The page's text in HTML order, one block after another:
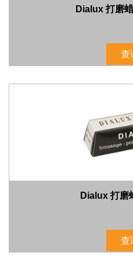
Dialux 打磨
查
Dialux 打磨
查